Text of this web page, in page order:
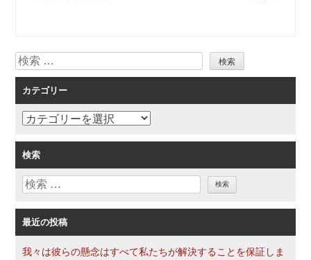
ゲ
ー
シ
ョ
ン
検
索
カテゴリー
カ
ゴ
リ
ー
検索
検
最近の投稿
我々は彼らの懸念はすべて私たちが解決することを保証しま